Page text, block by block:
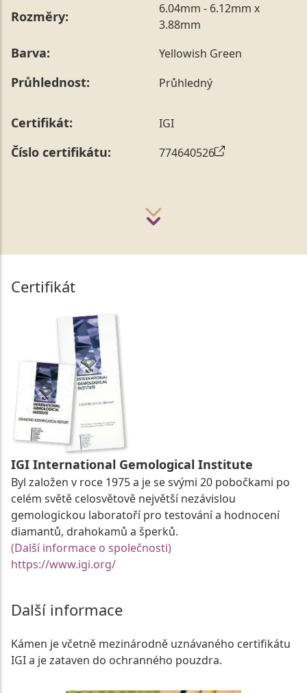
Rozměry:
6.04mm - 6.12mm x
3.88mm
Barva: Yellowish Green
Průhlednost: Průhledný
Certifikát: IGI
Číslo certifikátu: 774640526
Certifikát
IGI International Gemological Institute
Byl založen v roce 1975 a je se svými 20 pobočkami po
celém světě celosvětově největší nezávislou
gemologickou laboratoří pro testování a hodnocení
diamantů, drahokamů a šperků.
(Další informace o společnosti)
https://www.igi.org/
Další informace
Kámen je včetně mezinárodně uznávaného certifikátu
IGI a je zataven do ochranného pouzdra.